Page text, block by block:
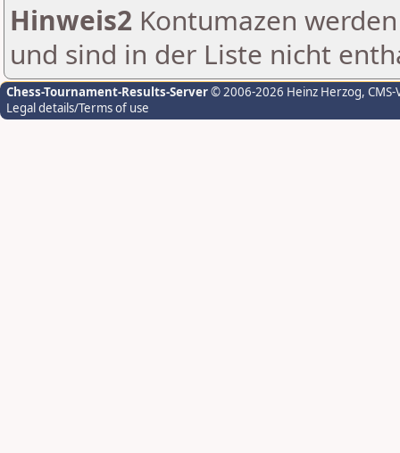
Hinweis2 Kontumazen
und sind in der Liste nicht
Chess-Tournament-Results-Server© 2006-2026 Heinz Herzog,
Legal details/Terms of use